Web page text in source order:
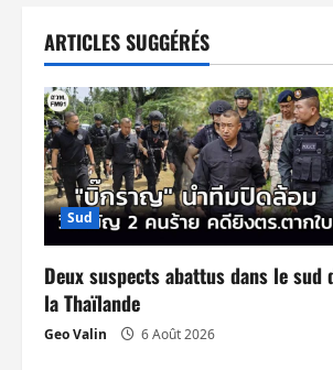
g
a
t
i
o
n
d
ARTICLES SUGGÉRÉS
Sud
Deux suspects abattus dans le sud
la Thaïlande
Geo Valin 6 Août 2026